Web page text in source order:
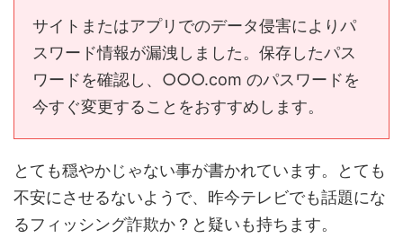
サイトまたはアプリでのデータ侵害によりパ
スワード情報が漏洩しました。保存したパス
ワードを確認し、○○○.com のパスワードを
今すぐ変更することをおすすめします。
とても穏やかじゃない事が書かれています。とても
不安にさせるないようで、昨今テレビでも話題にな
るフィッシング詐欺か？と疑いも持ちます。